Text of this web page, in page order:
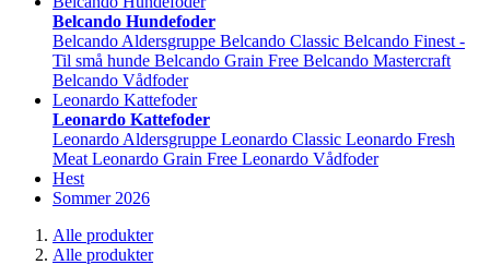
Belcando Hundefoder
Belcando Aldersgruppe Belcando Classic Belcando Finest -
Til små hunde Belcando Grain Free Belcando Mastercraft
Belcando Vådfoder
Leonardo Kattefoder
Leonardo Kattefoder
Leonardo Aldersgruppe Leonardo Classic Leonardo Fresh
Meat Leonardo Grain Free Leonardo Vådfoder
Hest
Sommer 2026
Alle produkter
Alle produkter